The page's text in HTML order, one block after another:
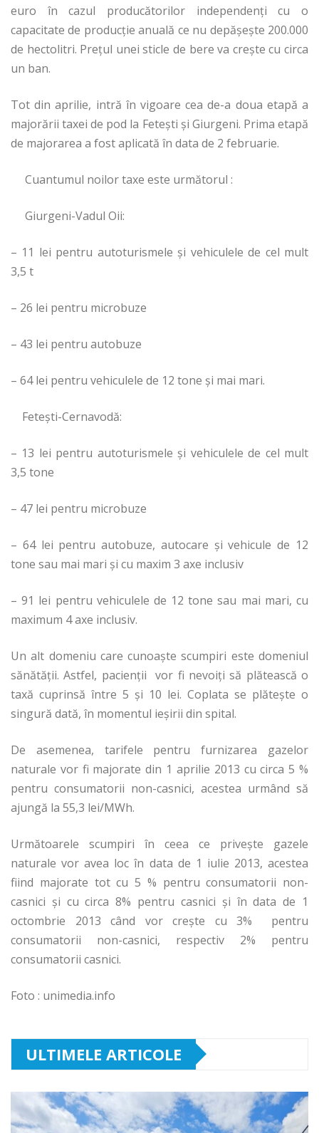
euro în cazul producătorilor independenţi cu o
capacitate de producţie anuală ce nu depăşeşte 200.000
de hectolitri. Preţul unei sticle de bere va creşte cu circa
un ban.
Tot din aprilie, intră în vigoare cea de-a doua etapă a
majorării taxei de pod la Fetești și Giurgeni. Prima etapă
de majorarea a fost aplicată în data de 2 februarie.
Cuantumul noilor taxe este următorul :
Giurgeni-Vadul Oii:
– 11 lei pentru autoturismele şi vehiculele de cel mult
3,5 t
– 26 lei pentru microbuze
– 43 lei pentru autobuze
– 64 lei pentru vehiculele de 12 tone şi mai mari.
Feteşti-Cernavodă:
– 13 lei pentru autoturismele şi vehiculele de cel mult
3,5 tone
– 47 lei pentru microbuze
– 64 lei pentru autobuze, autocare şi vehicule de 12
tone sau mai mari şi cu maxim 3 axe inclusiv
– 91 lei pentru vehiculele de 12 tone sau mai mari, cu
maximum 4 axe inclusiv.
Un alt domeniu care cunoaște scumpiri este domeniul
sănătății. Astfel, pacienții vor fi nevoiți să plătească o
taxă cuprinsă între 5 și 10 lei. Coplata se plătește o
singură dată, în momentul ieșirii din spital.
De asemenea, tarifele pentru furnizarea gazelor
naturale vor fi majorate din 1 aprilie 2013 cu circa 5 %
pentru consumatorii non-casnici, acestea urmând să
ajungă la 55,3 lei/MWh.
Următoarele scumpiri în ceea ce privește gazele
naturale vor avea loc în data de 1 iulie 2013, acestea
fiind majorate tot cu 5 % pentru consumatorii non-
casnici şi cu circa 8% pentru casnici și în data de 1
octombrie 2013 când vor crește cu 3% pentru
consumatorii non-casnici, respectiv 2% pentru
consumatorii casnici.
Foto : unimedia.info
ULTIMELE ARTICOLE